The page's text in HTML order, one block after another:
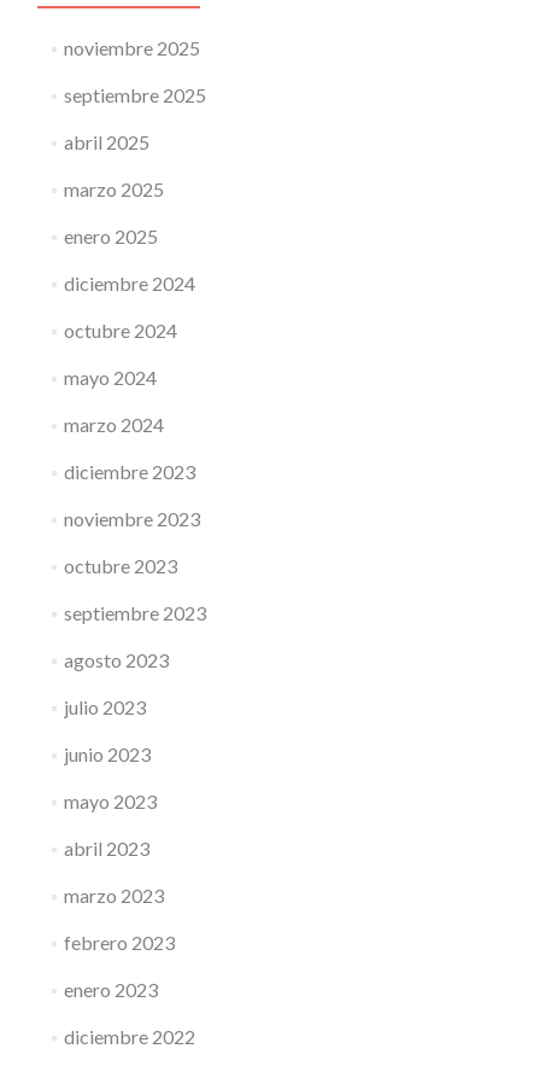
noviembre 2025
septiembre 2025
abril 2025
marzo 2025
enero 2025
diciembre 2024
octubre 2024
mayo 2024
marzo 2024
diciembre 2023
noviembre 2023
octubre 2023
septiembre 2023
agosto 2023
julio 2023
junio 2023
mayo 2023
abril 2023
marzo 2023
febrero 2023
enero 2023
diciembre 2022